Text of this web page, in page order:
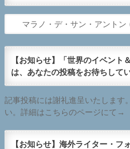
【お知らせ】「世界のイベント
は、あなたの投稿をお待ちして
記事投稿には謝礼進呈いたします
い。詳細はこちらのページにて→
【お知らせ】海外ライター・フ